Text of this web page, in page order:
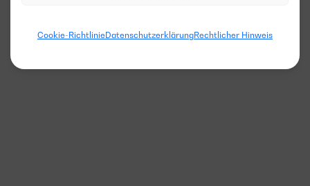
Cookie-RichtlinieDatenschutzerklärungRechtlicher Hinweis